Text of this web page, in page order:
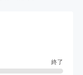
終了